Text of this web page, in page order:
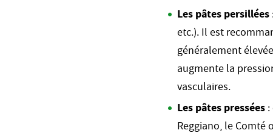
Les pâtes persillées
etc.). Il est
généralement
augmente la
vasculaires.
Les pâtes pressées
Reggiano, le Comté